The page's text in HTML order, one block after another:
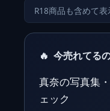
R18商品も含めて表
🔥 今売れてる
真奈の写真集
ェック